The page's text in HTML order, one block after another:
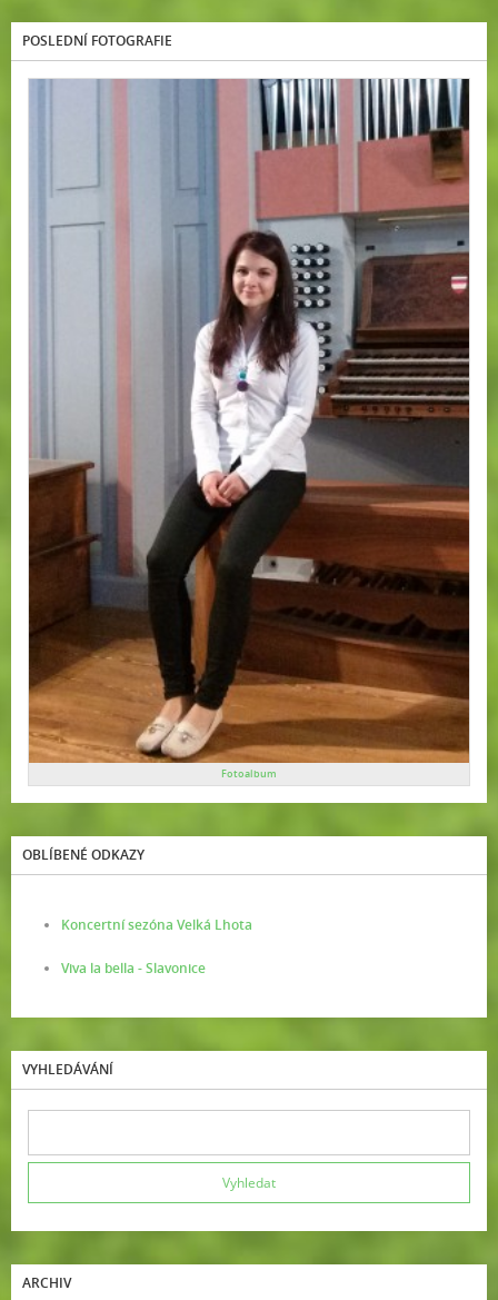
POSLEDNÍ FOTOGRAFIE
Fotoalbum
OBLÍBENÉ ODKAZY
Koncertní sezóna Velká Lhota
Viva la bella - Slavonice
VYHLEDÁVÁNÍ
ARCHIV